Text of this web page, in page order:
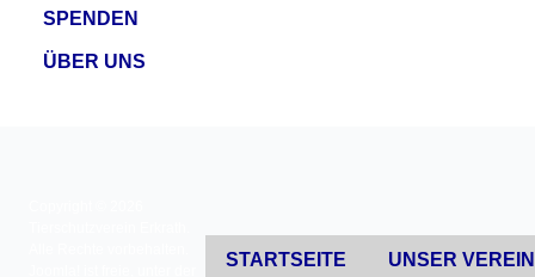
SPENDEN
ÜBER UNS
STARTSEITE UNSER VEREIN